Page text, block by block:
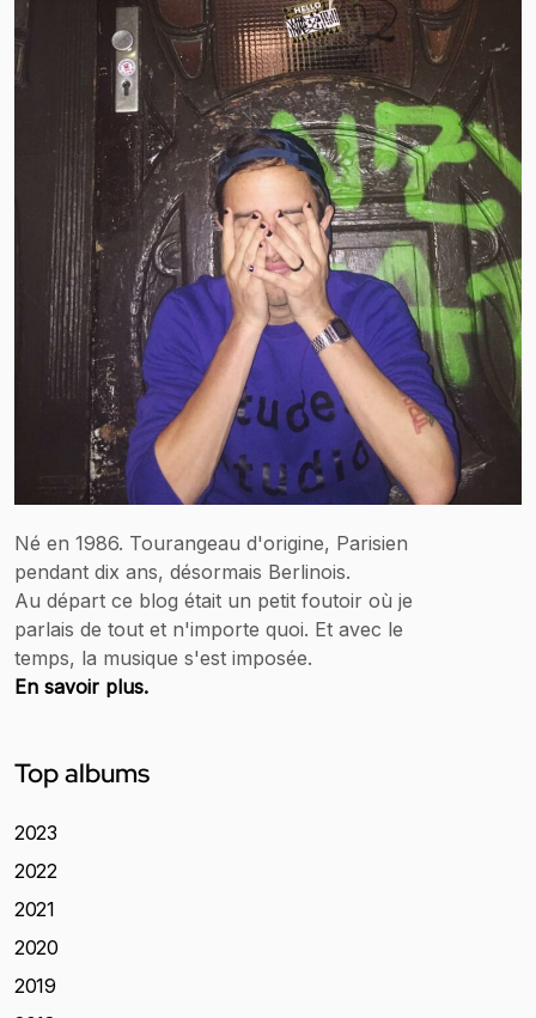
Né en 1986. Tourangeau d'origine, Parisien
pendant dix ans, désormais Berlinois.
Au départ ce blog était un petit foutoir où je
parlais de tout et n'importe quoi. Et avec le
temps, la musique s'est imposée.
En savoir plus.
Top albums
2023
2022
2021
2020
2019